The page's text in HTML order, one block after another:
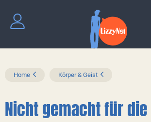
Home Körper & Geist
Nicht gemacht für